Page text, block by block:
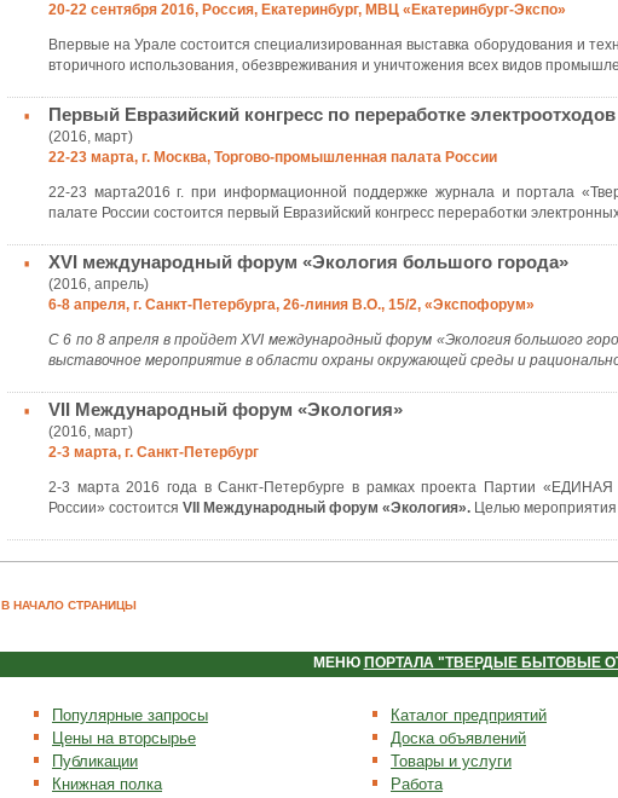
20-22 сентября 2016, Россия, Екатеринбург, МВЦ «Екатеринбург-Экспо»
Впервые на Урале состоится специализированная выставка оборудования и
вторичного использования, обезвреживания и уничтожения всех видов
Первый Евразийский конгресс по переработке электроотходов
(2016, март)
22-23 марта, г. Москва, Торгово-промышленная палата России
22-23 марта2016 г. при информационной поддержке журнала и портала
палате России состоится первый Евразийский конгресс переработки
XVI международный форум «Экология большого города»
(2016, апрель)
6-8 апреля, г. Санкт-Петербурга, 26-линия В.О., 15/2, «Экспофорум»
С 6 по 8 апреля в пройдет XVI международный форум «Экология большого
выставочное мероприятие в области охраны окружающей среды и
VII Международный форум «Экология»
(2016, март)
2-3 марта, г. Санкт-Петербург
2-3 марта 2016 года в Санкт-Петербурге в рамках проекта Партии
России» состоится VII Международный форум «Экология». Целью
В НАЧАЛО СТРАНИЦЫ
МЕНЮ ПОРТАЛА "ТВЕРДЫЕ БЫТОВЫЕ
Популярные запросы
Цены на вторсырье
Публикации
Книжная полка
Каталог предприятий
Доска объявлений
Товары и услуги
Работа